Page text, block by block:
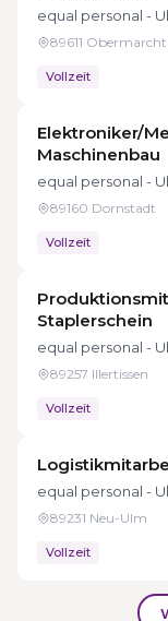
equal personal -
89611
Vollzeit
Elektroniker/
Maschinenbau
equal personal -
89160 Dornstadt
Vollzeit
Staplerschein
equal personal -
89257 Illertissen
Vollzeit
equal personal -
89231 Neu-Ulm
Vollzeit